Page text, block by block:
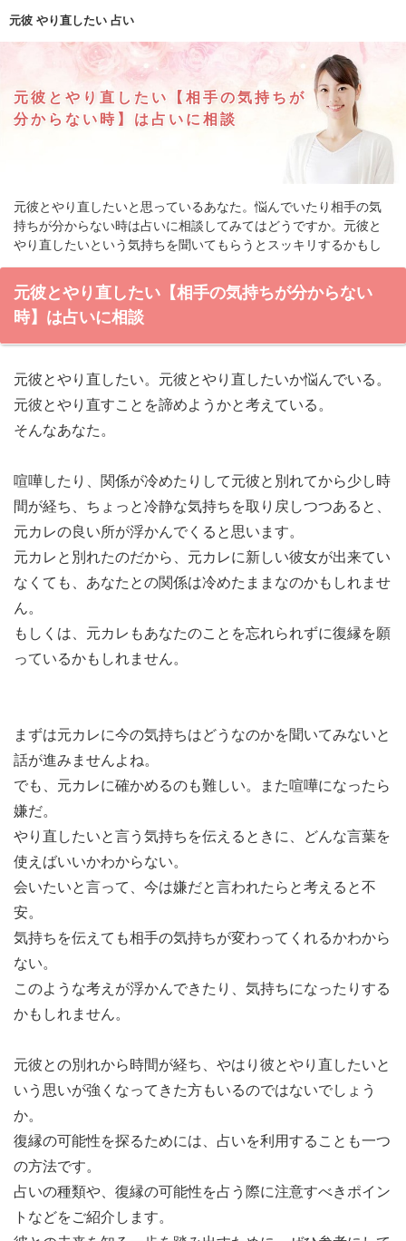
元彼 やり直したい 占い
元彼とやり直したい【相手の気持ちが
分からない時】は占いに相談
元彼とやり直したいと思っているあなた。悩んでいたり相手の気
持ちが分からない時は占いに相談してみてはどうですか。元彼と
やり直したいという気持ちを聞いてもらうとスッキリするかもし
元彼とやり直したい【相手の気持ちが分からない
時】は占いに相談
元彼とやり直したい。元彼とやり直したいか悩んでいる。
元彼とやり直すことを諦めようかと考えている。
そんなあなた。
喧嘩したり、関係が冷めたりして元彼と別れてから少し時
間が経ち、ちょっと冷静な気持ちを取り戻しつつあると、
元カレの良い所が浮かんでくると思います。
元カレと別れたのだから、元カレに新しい彼女が出来てい
なくても、あなたとの関係は冷めたままなのかもしれませ
ん。
もしくは、元カレもあなたのことを忘れられずに復縁を願
っているかもしれません。
まずは元カレに今の気持ちはどうなのかを聞いてみないと
話が進みませんよね。
でも、元カレに確かめるのも難しい。また喧嘩になったら
嫌だ。
やり直したいと言う気持ちを伝えるときに、どんな言葉を
使えばいいかわからない。
会いたいと言って、今は嫌だと言われたらと考えると不
安。
気持ちを伝えても相手の気持ちが変わってくれるかわから
ない。
このような考えが浮かんできたり、気持ちになったりする
かもしれません。
元彼との別れから時間が経ち、やはり彼とやり直したいと
いう思いが強くなってきた方もいるのではないでしょう
か。
復縁の可能性を探るためには、占いを利用することも一つ
の方法です。
占いの種類や、復縁の可能性を占う際に注意すべきポイン
トなどをご紹介します。